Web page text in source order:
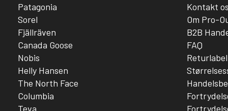
Patagonia
Sorel
Fjällräven
Canada Goose
Nobis
Helly Hansen
The North Face
Columbia
Teva
Kontakt os
Om Pro-
B2B
FAQ
Returlabel